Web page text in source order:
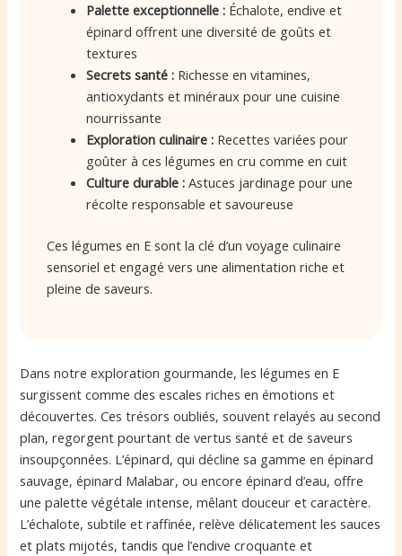
Palette exceptionnelle : Échalote, endive et
épinard offrent une diversité de goûts et
textures
Secrets santé : Richesse en vitamines,
antioxydants et minéraux pour une cuisine
nourrissante
Exploration culinaire : Recettes variées pour
goûter à ces légumes en cru comme en cuit
Culture durable : Astuces jardinage pour une
récolte responsable et savoureuse
Ces légumes en E sont la clé d’un voyage culinaire
sensoriel et engagé vers une alimentation riche et
pleine de saveurs.
Dans notre exploration gourmande, les légumes en E
surgissent comme des escales riches en émotions et
découvertes. Ces trésors oubliés, souvent relayés au second
plan, regorgent pourtant de vertus santé et de saveurs
insoupçonnées. L’épinard, qui décline sa gamme en épinard
sauvage, épinard Malabar, ou encore épinard d’eau, offre
une palette végétale intense, mêlant douceur et caractère.
L’échalote, subtile et raffinée, relève délicatement les sauces
et plats mijotés, tandis que l’endive croquante et